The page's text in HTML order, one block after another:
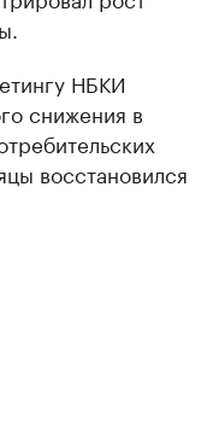
НБКИ
снижения в
восстановился